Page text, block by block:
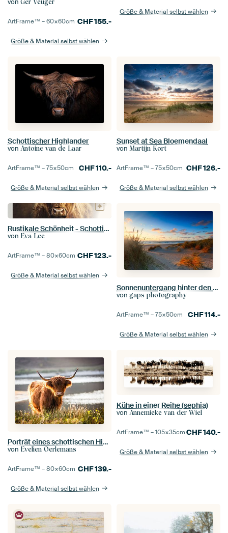
von Ger Veuger
ArtFrame™ –60×60cm CHF155.-
Größe & Material selbst wählen
Größe & Material selbst wählen
Schottischer Highlander
von Antoine van de Laar
ArtFrame™ –75×50cm CHF110.-
Größe & Material selbst wählen
Sunset at Sea Bloemendaal
von Martijn Kort
ArtFrame™ –75×50cm CHF126.-
Größe & Material selbst wählen
Rustikale Schönheit - Schottischer Hochländer in Kontemplation
von Eva Lee
ArtFrame™ –80×60cm CHF123.-
Größe & Material selbst wählen
Sonnenuntergang hinter den holländischen Dünen
von gaps photography
ArtFrame™ –75×50cm CHF114.-
Größe & Material selbst wählen
Porträt eines schottischen Highlander #3
von Evelien Oerlemans
ArtFrame™ –80×60cm CHF139.-
Größe & Material selbst wählen
Kühe in einer Reihe (sephia)
von Annemieke van der Wiel
ArtFrame™ –105×35cmCHF140.-
Größe & Material selbst wählen